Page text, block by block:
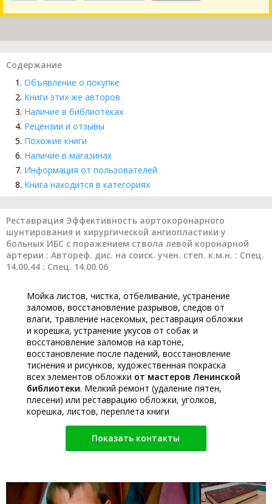
Содержание
Объявление о покупке
Книги этих же авторов
Наличие в библиотеках
Рецензии и отзывы
Похожие книги
Наличие в магазинах
Информация от пользователей
Книга находится в категориях
Реставрация Эффективность аортокоронарного
шунтирования и хирургической ангиопластики у
больных ИБС с поражением ствола левой коронарной
артерии : Автореф. дис. на соиск. учен. степ. к.м.н. : Спец.
14.00.44 : Спец. 14.00.06
Мойка листов, чистка, отбеливание, устранение
заломов, восстановление разрывов, следов от
влаги, травление насекомых, реставрация обложки
и корешка, устранение укусов от собак и
восстановление заломов на картоне,
восстановление после падений, восстановление
тиснения и рисунков, художественная покраска
всех элементов обложки от мастеров Ленинской
библиотеки. Мелкий ремонт (удаление пятен,
плесени) или реставрацию обложки, уголков,
корешка, листов, переплета книги
Показать контакты